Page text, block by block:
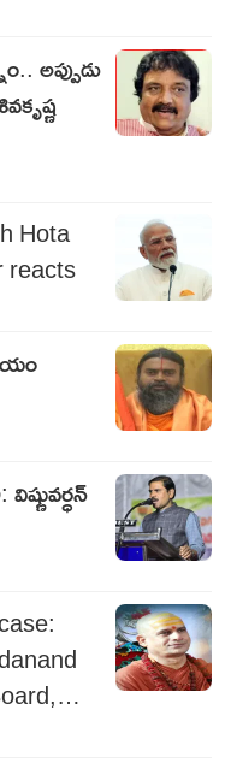
అప్పుడు
Hota
reacts